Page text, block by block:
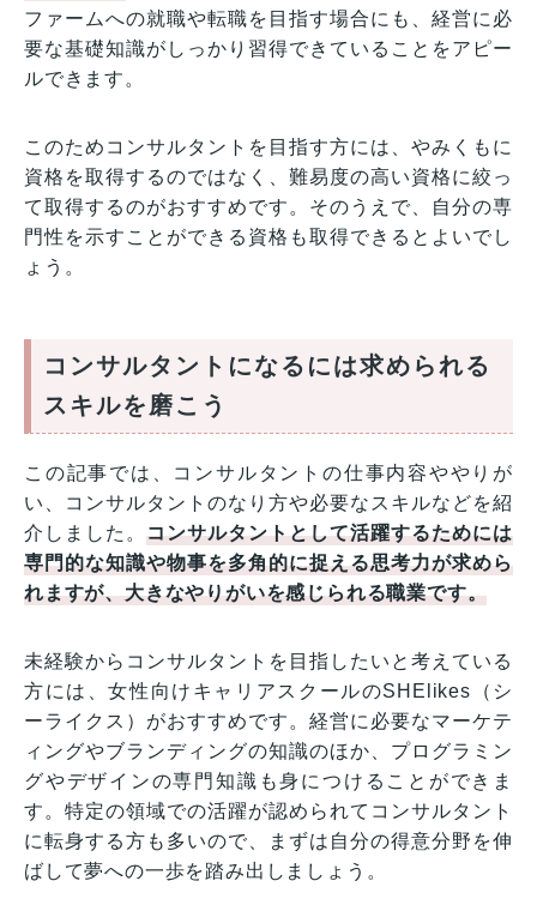
ファームへの就職や転職を目指す場合にも、経営に必
要な基礎知識がしっかり習得できていることをアピー
ルできます。
このためコンサルタントを目指す方には、やみくもに
資格を取得するのではなく、難易度の高い資格に絞っ
て取得するのがおすすめです。そのうえで、自分の専
門性を示すことができる資格も取得できるとよいでし
ょう。
コンサルタントになるには求められる
スキルを磨こう
この記事では、コンサルタントの仕事内容ややりが
い、コンサルタントのなり方や必要なスキルなどを紹
介しました。コンサルタントとして活躍するためには
専門的な知識や物事を多角的に捉える思考力が求めら
れますが、大きなやりがいを感じられる職業です。
未経験からコンサルタントを目指したいと考えている
方には、女性向けキャリアスクールのSHElikes（シ
ーライクス）がおすすめです。経営に必要なマーケテ
ィングやブランディングの知識のほか、プログラミン
グやデザインの専門知識も身につけることができま
す。特定の領域での活躍が認められてコンサルタント
に転身する方も多いので、まずは自分の得意分野を伸
ばして夢への一歩を踏み出しましょう。